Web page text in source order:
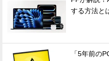
する方法と
「5年前の